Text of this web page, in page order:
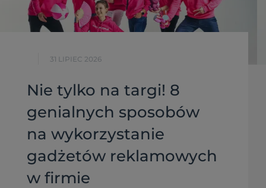
31 LIPIEC 2026
Nie tylko na targi! 8
genialnych sposobów
na wykorzystanie
gadżetów reklamowych
w firmie